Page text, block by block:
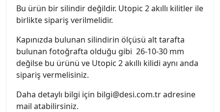
Bu ürün bir silindir değildir. Utopic 2 akıllı kilitler ile
birlikte sipariş verilmelidir.
Kapınızda bulunan silindirin ölçüsü alt tarafta
bulunan fotoğrafta olduğu gibi 26-10-30 mm
değilse bu ürünü ve Utopic 2 akıllı kilidi aynı anda
sipariş vermelisiniz.
Daha detaylı bilgi için bilgi@desi.com.tr adresine
mail atabilirsiniz.